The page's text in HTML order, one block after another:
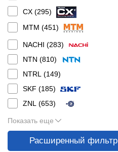
CX (295)
MTM (451)
NACHI (283)
NTN (810)
NTRL (149)
SKF (185)
ZNL (653)
Показать еще
Расширенный фильтр